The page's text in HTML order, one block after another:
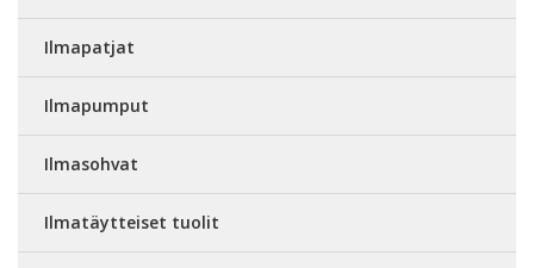
Ilmapatjat
Ilmapumput
Ilmasohvat
Ilmatäytteiset tuolit